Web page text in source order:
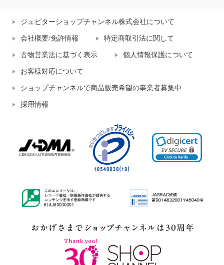
ジュピターショップチャンネル株式会社について
会社概要/免許情報 特定商取引法に関して
古物営業法に基づく表示 個人情報保護について
お客様対応について
ショップチャンネルで商品販売希望の事業者募集中
採用情報